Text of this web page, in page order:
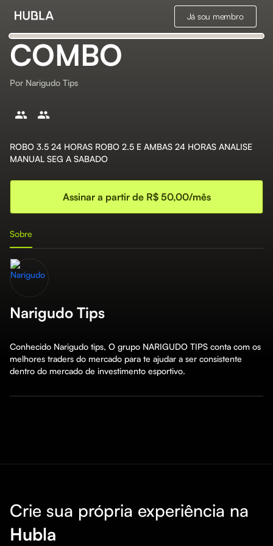
Já sou membro
COMBO
Por Narigudo Tips
ROBO 3.5 24 HORAS ROBO 2.5 E AMBAS 24 HORAS ANALISE
MANUAL SEG A SABADO
Assinar a partir de R$ 50,00/mês
Sobre
Narigudo Tips
Conhecido Narigudo tips, O grupo NARIGUDO TIPS conta com os
melhores traders do mercado para te ajudar a ser consistente
dentro do mercado de investimento esportivo.
Crie sua própria experiência na
Hubla